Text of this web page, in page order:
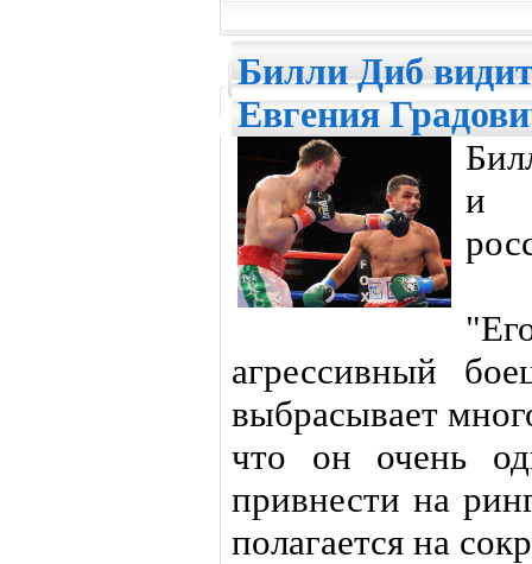
Билли Диб
Евгения
и
агрессивный
выбрасывает
что он очень
привнести на
полагается на